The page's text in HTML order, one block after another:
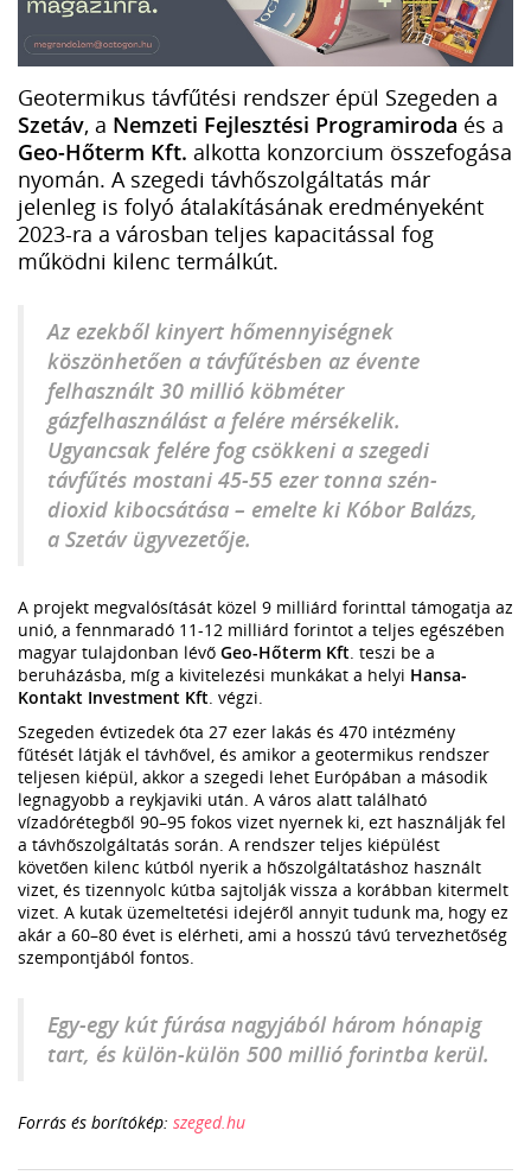
Geotermikus távfűtési rendszer épül Szegeden a
Szetáv, a Nemzeti Fejlesztési Programiroda és a
Geo-Hőterm Kft. alkotta konzorcium összefogása
nyomán. A szegedi távhőszolgáltatás már
jelenleg is folyó átalakításának eredményeként
2023-ra a városban teljes kapacitással fog
működni kilenc termálkút.
Az ezekből kinyert hőmennyiségnek
köszönhetően a távfűtésben az évente
felhasznált 30 millió köbméter
gázfelhasználást a felére mérsékelik.
Ugyancsak felére fog csökkeni a szegedi
távfűtés mostani 45-55 ezer tonna szén-
dioxid kibocsátása – emelte ki Kóbor Balázs,
a Szetáv ügyvezetője.
A projekt megvalósítását közel 9 milliárd forinttal támogatja az
unió, a fennmaradó 11-12 milliárd forintot a teljes egészében
magyar tulajdonban lévő Geo-Hőterm Kft. teszi be a
beruházásba, míg a kivitelezési munkákat a helyi Hansa-
Kontakt Investment Kft. végzi.
Szegeden évtizedek óta 27 ezer lakás és 470 intézmény
fűtését látják el távhővel, és amikor a geotermikus rendszer
teljesen kiépül, akkor a szegedi lehet Európában a második
legnagyobb a reykjaviki után. A város alatt található
vízadórétegből 90–95 fokos vizet nyernek ki, ezt használják fel
a távhőszolgáltatás során. A rendszer teljes kiépülést
követően kilenc kútból nyerik a hőszolgáltatáshoz használt
vizet, és tizennyolc kútba sajtolják vissza a korábban kitermelt
vizet. A kutak üzemeltetési idejéről annyit tudunk ma, hogy ez
akár a 60–80 évet is elérheti, ami a hosszú távú tervezhetőség
szempontjából fontos.
Egy-egy kút fúrása nagyjából három hónapig
tart, és külön-külön 500 millió forintba kerül.
Forrás és borítókép: szeged.hu